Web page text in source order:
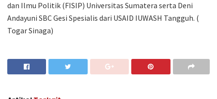
dan Ilmu Politik (FISIP) Universitas Sumatera serta Deni
Andayuni SBC Gesi Spesialis dari USAID IUWASH Tangguh. (
Togar Sinaga)